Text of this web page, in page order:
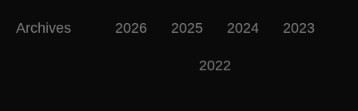
Archives 2026 2025 2024 2023
2022